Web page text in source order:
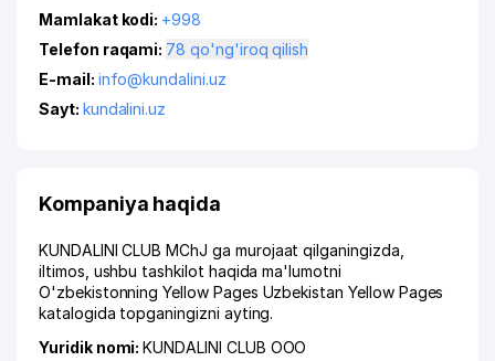
Mamlakat kodi: +998
Telefon raqami:
78 qo'ng'iroq qilish
E-mail: info@kundalini.uz
Sayt: kundalini.uz
Kompaniya haqida
KUNDALINI CLUB MChJ ga murojaat qilganingizda,
iltimos, ushbu tashkilot haqida ma'lumotni
O'zbekistonning Yellow Pages Uzbekistan Yellow Pages
katalogida topganingizni ayting.
Yuridik nomi:KUNDALINI CLUB ООО